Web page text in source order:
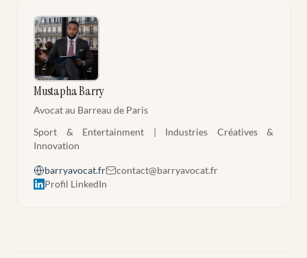
Mustapha Barry
Avocat au Barreau de Paris
Sport & Entertainment | Industries Créatives &
Innovation
barryavocat.fr
contact@barryavocat.fr
Profil LinkedIn